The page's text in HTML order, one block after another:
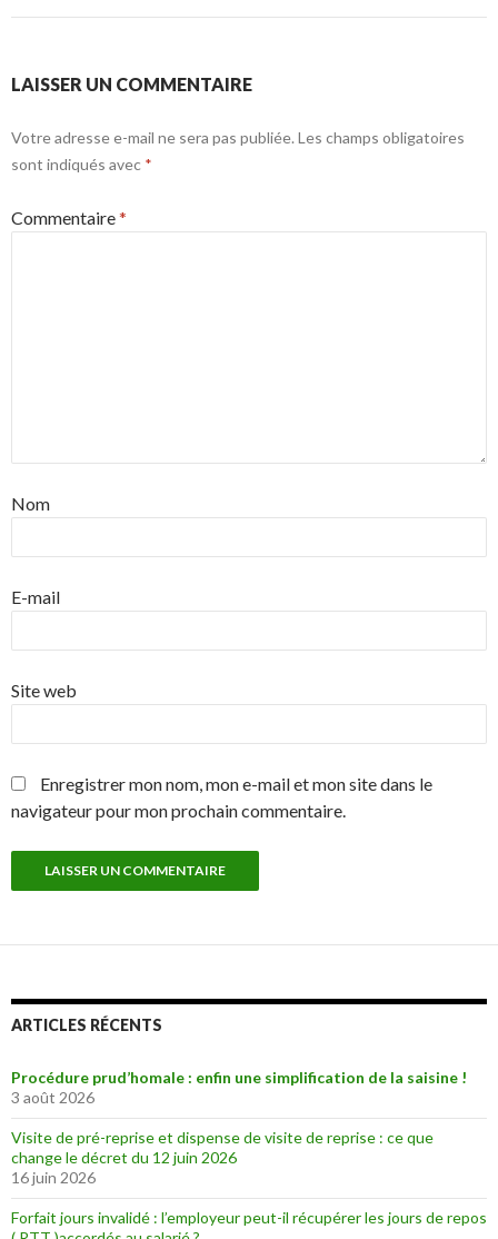
LAISSER UN COMMENTAIRE
Votre adresse e-mail ne sera pas publiée. Les champs obligatoires
sont indiqués avec *
Commentaire*
Nom
E-mail
Site web
Enregistrer mon nom, mon e-mail et mon site dans le
navigateur pour mon prochain commentaire.
ARTICLES RÉCENTS
Procédure prud’homale : enfin une simplification de la saisine !
3 août 2026
Visite de pré-reprise et dispense de visite de reprise : ce que
change le décret du 12 juin 2026
16 juin 2026
Forfait jours invalidé : l’employeur peut-il récupérer les jours de repos